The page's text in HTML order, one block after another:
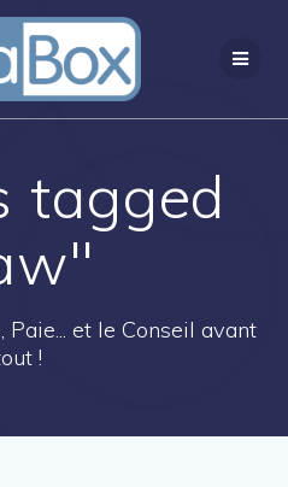
Passer
au
contenu
tagged
et le Conseil avant
!